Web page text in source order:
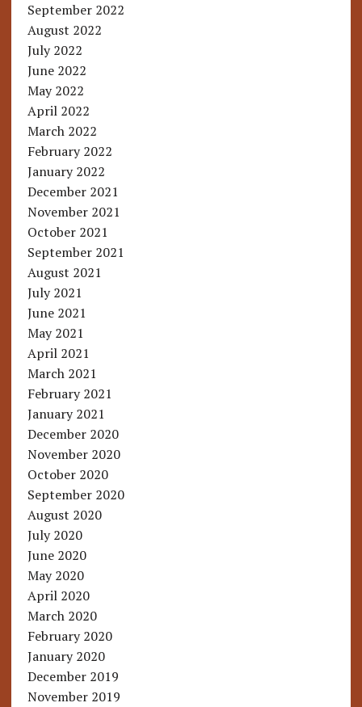
September 2022
August 2022
July 2022
June 2022
May 2022
April 2022
March 2022
February 2022
January 2022
December 2021
November 2021
October 2021
September 2021
August 2021
July 2021
June 2021
May 2021
April 2021
March 2021
February 2021
January 2021
December 2020
November 2020
October 2020
September 2020
August 2020
July 2020
June 2020
May 2020
April 2020
March 2020
February 2020
January 2020
December 2019
November 2019